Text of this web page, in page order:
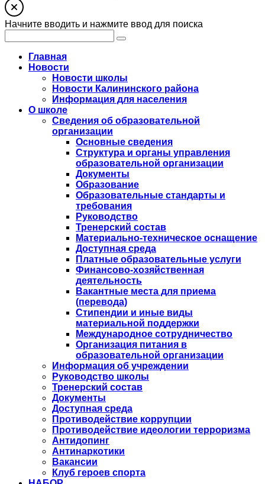
Начните вводить и нажмите ввод для поиска
Главная
Новости
Новости школы
Новости Калининского района
Информация для населения
О школе
Сведения об образовательной
организации
Основные сведения
Структура и органы управления
образовательной организации
Документы
Образование
Образовательные стандарты и
требования
Руководство
Тренерский состав
Материально-техническое оснащение
Доступная среда
Платные образовательные услуги
Финансово-хозяйственная
деятельность
Вакантные места для приема
(перевода)
Стипендии и иные виды
материальной поддержки
Международное сотрудничество
Организация питания в
образовательной организации
Информация об учреждении
Руководство школы
Тренерский состав
Документы
Доступная среда
Противодействие коррупции
Противодействие идеологии терроризма
Антидопинг
Антинаркотики
Вакансии
Клуб героев спорта